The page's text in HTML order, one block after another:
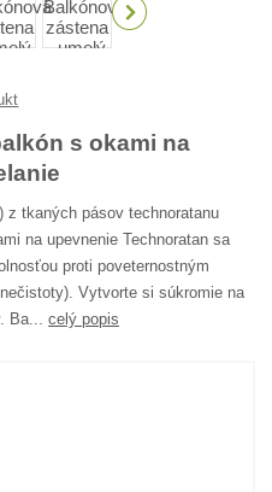
s okami na
z tkaných pásov technoratanu
na upevnenie Technoratan sa
proti poveternostným
Vytvorte si súkromie na
Ba...celý popis